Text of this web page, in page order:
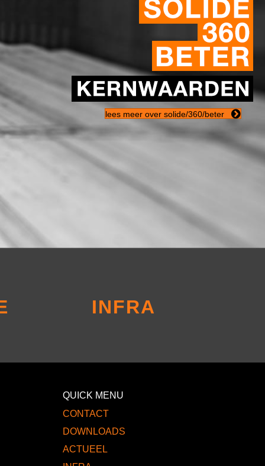
lees meer over solide/360/beter
INFRA
QUICK MENU
CONTACT
DOWNLOADS
ACTUEEL